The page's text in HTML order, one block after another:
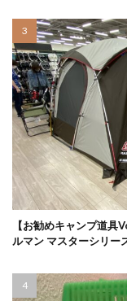
【お勧めキャンプ道
ルマン マスターシリー